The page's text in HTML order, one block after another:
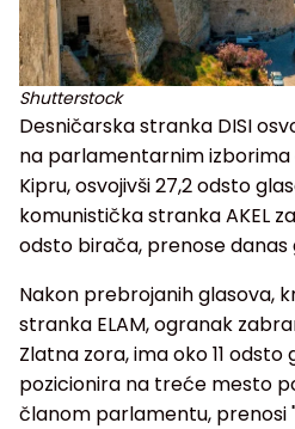
Shutterstock
Desničarska stranka DISI
na parlamentarnim izborima
Kipru, osvojivši 27,2 odsto
komunistička stranka AKEL
odsto birača, prenose danas
Nakon prebrojanih glasova,
stranka ELAM, ogranak
Zlatna zora, ima oko 11 odsto
pozicionira na treće mesto
članom parlamentu, prenosi